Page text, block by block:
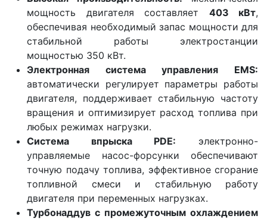
мощность двигателя составляет 403 кВт,
обеспечивая необходимый запас мощности для
стабильной работы электростанции
мощностью 350 кВт.
Электронная система управления EMS:
автоматически регулирует параметры работы
двигателя, поддерживает стабильную частоту
вращения и оптимизирует расход топлива при
любых режимах нагрузки.
Система впрыска PDE: электронно-
управляемые насос-форсунки обеспечивают
точную подачу топлива, эффективное сгорание
топливной смеси и стабильную работу
двигателя при переменных нагрузках.
Турбонаддув с промежуточным охлаждением